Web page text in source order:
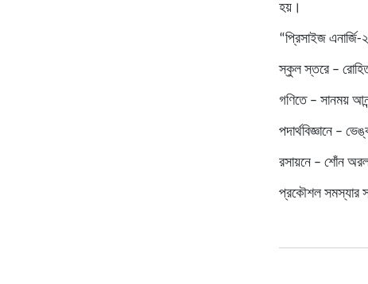
হয়।
“প্রিসাইজ
স্কুল স্তরে –
গণিতে – সানময়
পদার্থবিজ্ঞানে –
রসায়নে – শোঁন
প্রকৌশল সমস্যার